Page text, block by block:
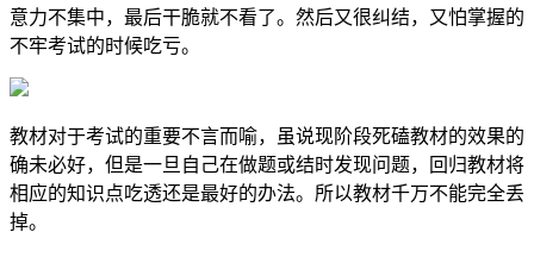
意力不集中，最后干脆就不看了。然后又很纠结，又怕掌握的
不牢考试的时候吃亏。
教材对于考试的重要不言而喻，虽说现阶段死磕教材的效果的
确未必好，但是一旦自己在做题或结时发现问题，回归教材将
相应的知识点吃透还是最好的办法。所以教材千万不能完全丢
掉。